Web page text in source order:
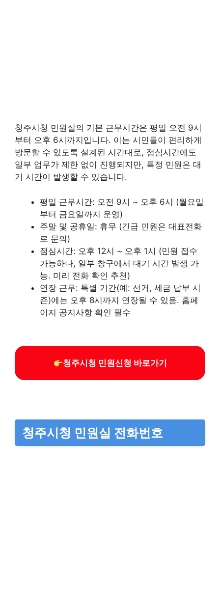
청주시청 민원실의 기본 근무시간은 평일 오전 9시
부터 오후 6시까지입니다. 이는 시민들이 편리하게
방문할 수 있도록 설계된 시간대로, 점심시간에도
일부 업무가 제한 없이 진행되지만, 특정 민원은 대
기 시간이 발생할 수 있습니다.
평일 근무시간: 오전 9시 ~ 오후 6시 (월요일
부터 금요일까지 운영)
주말 및 공휴일: 휴무 (긴급 민원은 대표전화
로 문의)
점심시간: 오후 12시 ~ 오후 1시 (민원 접수
가능하나, 일부 창구에서 대기 시간 발생 가
능. 미리 전화 확인 추천)
연장 근무: 특별 기간(예: 선거, 세금 납부 시
즌)에는 오후 8시까지 연장될 수 있음. 홈페
이지 공지사항 확인 필수
청주시청 민원신청 바로가기
청주시청 민원실 전화번호